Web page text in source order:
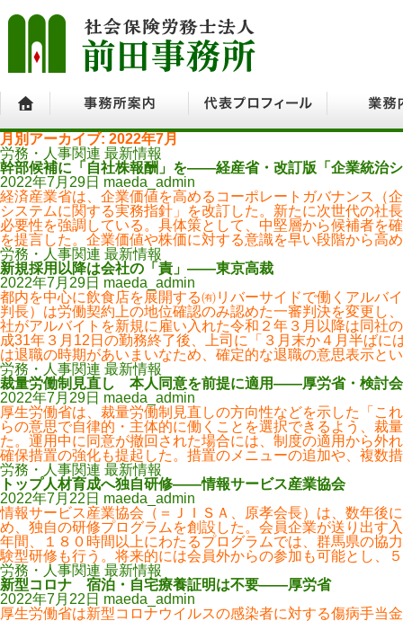
ホーム 事務所案内
月別アーカイブ: 2022年7月
労務・人事関連 最新情報
幹部候補に「自社株報酬」を――経産省・改訂版「企業統治
2022年7月29日 maeda_admin
経済産業省は、企業価値を高めるコーポレートガバナンス（
システムに関する実務指針」を改訂した。新たに次世代の社
必要性を強調している。具体策として、中堅層から候補者を
を提言した。企業価値や株価に対する意識を早い段階から高
労務・人事関連 最新情報
新規採用以降は会社の「責」――東京高裁
2022年7月29日 maeda_admin
都内を中心に飲食店を展開する㈲リバーサイドで働くアルバ
判長）は労働契約上の地位確認のみ認めた一審判決を変更し
社がアルバイトを新規に雇い入れた令和２年３月以降は同社
成31年３月12日の勤務終了後、上司に「３月末か４月半ば
は退職の時期があいまいなため、確定的な退職の意思表示と
労務・人事関連 最新情報
裁量労働制見直し 本人同意を前提に適用――厚労省・検討
2022年7月29日 maeda_admin
厚生労働省は、裁量労働制見直しの方向性などを示した「こ
らの意思で自律的・主体的に働くことを選択できるよう、裁
た。運用中に同意が撤回された場合には、制度の適用から外
確保措置の強化も提起した。措置のメニューの追加や、複数
労務・人事関連 最新情報
トップ人材育成へ独自研修――情報サービス産業協会
2022年7月22日 maeda_admin
情報サービス産業協会（＝ＪＩＳＡ、原孝会長）は、数年後
め、独自の研修プログラムを創設した。会員企業が送り出す
年間、１８０時間以上にわたるプログラムでは、群馬県の協
験型研修も行う。将来的には会員外からの参加も可能とし、
労務・人事関連 最新情報
新型コロナ 宿泊・自宅療養証明は不要――厚労省
2022年7月22日 maeda_admin
厚生労働省は新型コロナウイルスの感染者に対する傷病手当